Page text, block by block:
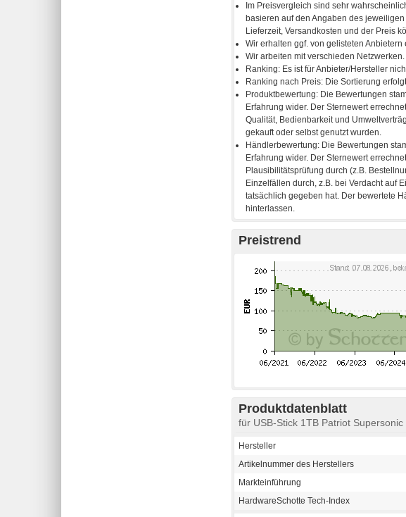
Preistrend
Produktdatenblatt
für USB-Stick 1TB Patriot Supersonic
Hersteller
Artikelnummer des Herstellers
Markteinführung
HardwareSchotte Tech-Index